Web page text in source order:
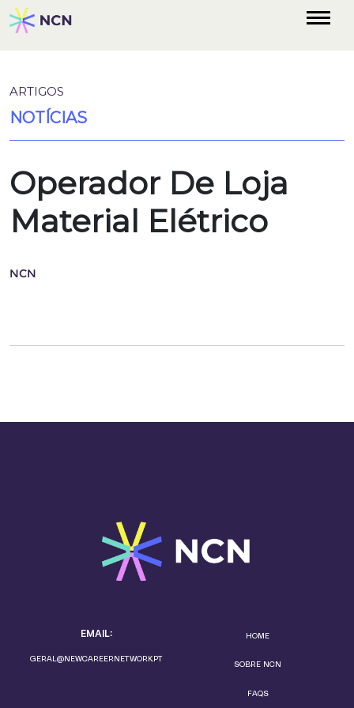
ARTIGOS
NOTÍCIAS
Operador De Loja
Material Elétrico
NCN
EMAIL:
GERAL@NEWCAREERNETWORK.PT
HOME
SOBRE NCN
FAQS